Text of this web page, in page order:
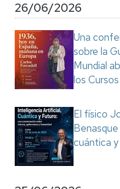
26/06/2026
Una
sobre la
Mundial
los
El físico
cuántica y